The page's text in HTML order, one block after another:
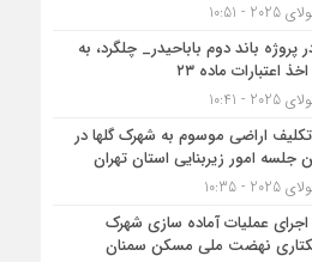
پروژه باند دوم باباحیدر_ چلگرد، به
اعتبارات ماده ۲۳
اراضی موسوم به شهرک گلها در
جلسه امور زیربنایی استان تهران
عملیات آماده سازی شهرک